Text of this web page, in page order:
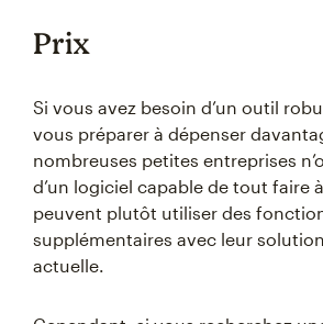
Prix
Si vous avez besoin d’un outil
vous préparer à dépenser
nombreuses petites entreprises
d’un logiciel capable de tout faire
peuvent plutôt utiliser des
supplémentaires avec leur
actuelle.